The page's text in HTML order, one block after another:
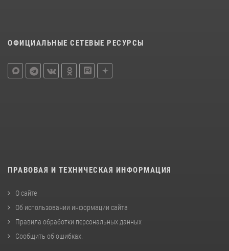
ОФИЦИАЛЬНЫЕ СЕТЕВЫЕ РЕСУРСЫ
ПРАВОВАЯ И ТЕХНИЧЕСКАЯ ИНФОРМАЦИЯ
О сайте
Об использовании информации сайта
Правила обработки персональных данных
Сообщить об ошибках